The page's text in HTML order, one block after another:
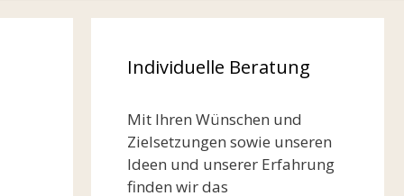
Individuelle Beratung
Mit Ihren Wünschen und
Zielsetzungen sowie unseren
Ideen und unserer Erfahrung
finden wir das